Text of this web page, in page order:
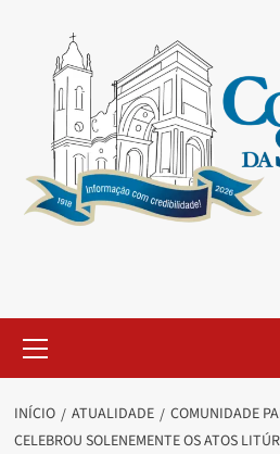
INÍCIO ATUALIDADE
COMUNIDADE
CELEBROU SOLENEMENTE OS ATOS